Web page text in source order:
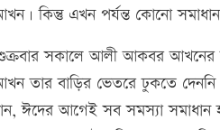
কিন্তু এখন পর্যন্ত কোনো সমাধান
সকালে আলী আকবর আখনের
তার বাড়ির ভেতরে ঢুকতে
ঈদের আগেই সব সমস্যা